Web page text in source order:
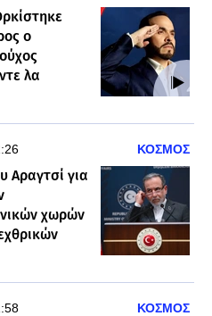
ο
λα
ΚΟΣΜΟΣ
Αραγτσί για
χωρών
ΚΟΣΜΟΣ